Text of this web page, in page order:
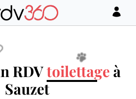
RDVtoilettage à
Sauzet